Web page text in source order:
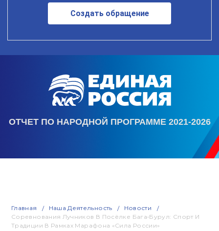
Создать обращение
ОТЧЕТ ПО НАРОДНОЙ ПРОГРАММЕ 2021-2026
Главная Наша Деятельность
Новости
Соревнования Лучников В Посёлке Бага‑Бурул: Спорт И
Традиции В Рамках Марафона «Сила России»